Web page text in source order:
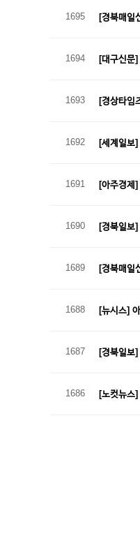
1695 [경북매일
1694 [대구신문
1693 [경상타임
1692 [세계일보]
1691 [아주경제]
1690 [경북일보]
1689 [경북매일
1688 [뉴시스]
1687 [경북일보]
1686 [노컷뉴스